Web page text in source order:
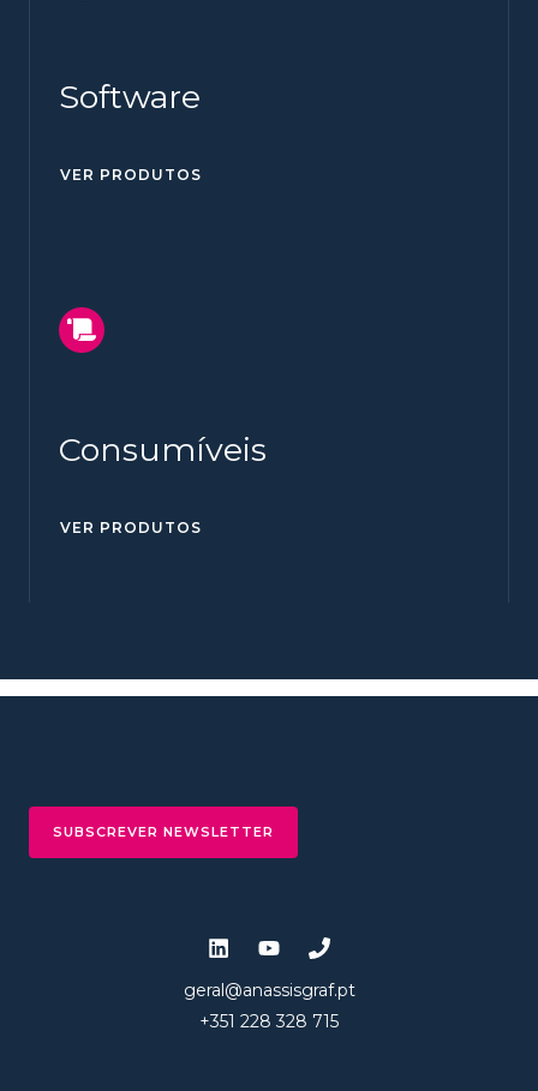
Software
VER PRODUTOS
Consumíveis
VER PRODUTOS
SUBSCREVER NEWSLETTER
geral@anassisgraf.pt
+351 228 328 715